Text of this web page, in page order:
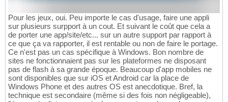
Pour les jeux, oui. Peu importe le cas d'usage, faire une appli
sur plusieurs surpport à un cout. Et suivant le coût que cela a
de porter une app/site/etc... sur un autre support par rapport à
ce que ça va rapporter, il est rentable ou non de faire le portage.
Ce n'est pas un cas spécifique à Windows. Bon nombre de
sites ne fonctionnaient pas sur les plateformes ne disposant
pas de flash à sa grande époque. Beaucoup d'app mobiles ne
sont disponibles que sur iOS et Android car la place de
Windows Phone et des autres OS est anecdotique. Bref, la
technique est secondaire (même si des fois non négligeable),